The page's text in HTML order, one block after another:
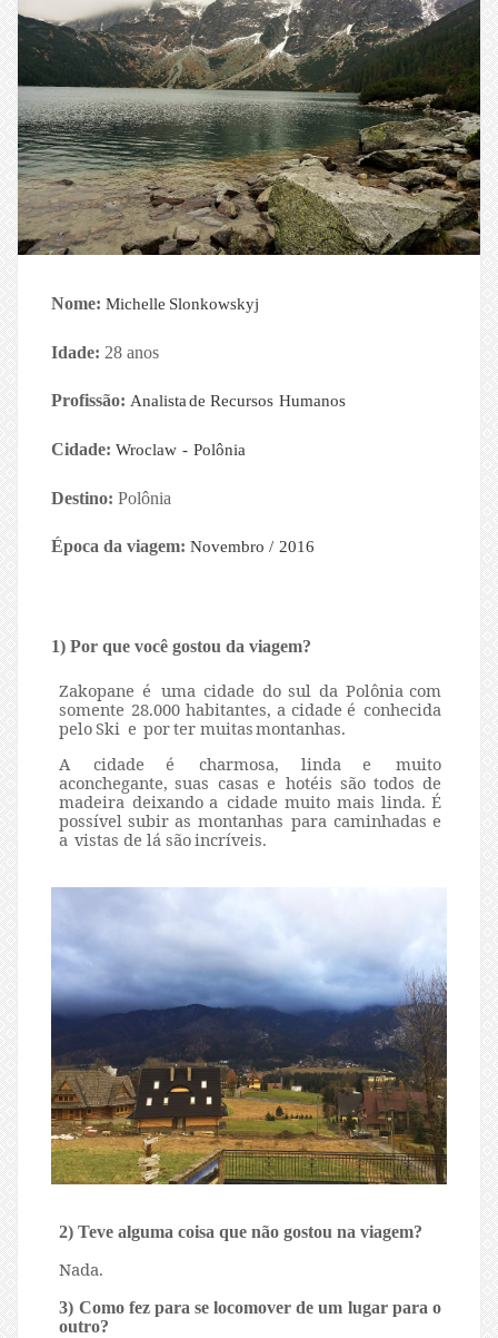
Nome: Michelle Slonkowskyj
Idade: 28 anos
Profissão: Analistade Recursos Humanos
Cidade: Wroclaw - Polônia
Destino: Polônia
Época da viagem: Novembro / 2016
1) Por que você gostou da viagem?
Zakopane é uma cidade do sul da Polônia com
somente 28.000 habitantes, a cidade é conhecida
peloSki e porter muitasmontanhas.
A
cidade é charmosa, linda e
muito
aconchegante, suas casas e hotéis são todos de
madeira deixando a cidade muito mais linda. É
possível subir as montanhas para caminhadas e
a vistas de lá sãoincríveis.
2) Teve alguma coisa que não gostou na viagem?
Nada.
3) Como fez para se locomover de um lugar para o
outro?